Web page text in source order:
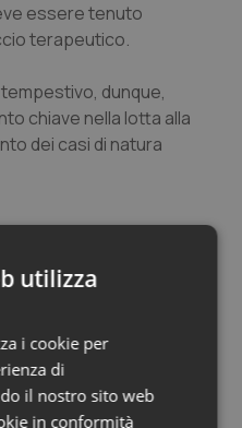
essere tenuto
terapeutico.
dunque,
chiave nella lotta alla
dei casi di natura
Gli appuntamenti a
medico di famiglia
utilizza
i cookie per
di
il nostro sito web
in conformità